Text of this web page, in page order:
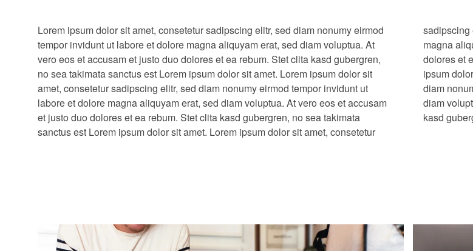
Lorem ipsum dolor sit amet, consetetur sadipscing elitr, sed diam nonumy eirmod
tempor invidunt ut labore et dolore magna aliquyam erat, sed diam voluptua. At
vero eos et accusam et justo duo dolores et ea rebum. Stet clita kasd gubergren,
no sea takimata sanctus est Lorem ipsum dolor sit amet. Lorem ipsum dolor sit
amet, consetetur sadipscing elitr, sed diam nonumy eirmod tempor invidunt ut
labore et dolore magna aliquyam erat, sed diam voluptua. At vero eos et accusam
et justo duo dolores et ea rebum. Stet clita kasd gubergren, no sea takimata
sanctus est Lorem ipsum dolor sit amet. Lorem ipsum dolor sit amet, consetetur
sadipscing elitr, sed diam nonumy eirmod tempor invidunt ut labore et dolore
magna aliquyam erat, sed diam voluptua. At vero eos et accusam et justo duo
dolores et ea rebum. Stet clita kasd gubergren, no sea takimata sanctus est Lorem
ipsum dolor sit amet. Lorem ipsum dolor sit amet, consetetur sadipscing elitr, sed
diam nonumy eirmod tempor invidunt ut labore et dolore magna aliquyam erat, sed
diam voluptua. At vero eos et accusam et justo duo dolores et ea rebum. Stet clita
kasd